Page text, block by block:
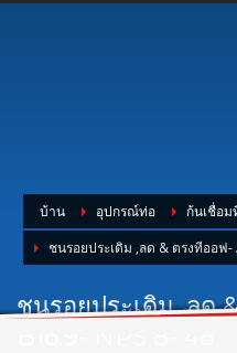
บ้าน อุปกรณ์ท่อ
ก้นเชื่อม
ชนรอยประเดิม ,ลด & ตรงทีออฟ-
ชนรอยประเดิม ,ลด